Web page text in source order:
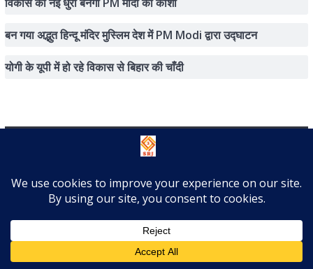
विकास की नई धुरी बनेगी PM मोदी की काशी
बन गया अद्भुत हिन्दू मंदिर मुस्लिम देश में PM Modi द्वारा उद्घाटन
योगी के यूपी में हो रहे विकास से बिहार की चाँदी
Complaint Redressal